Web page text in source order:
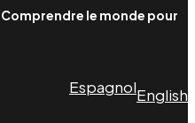
Comprendre le monde pour
EspagnolEnglish